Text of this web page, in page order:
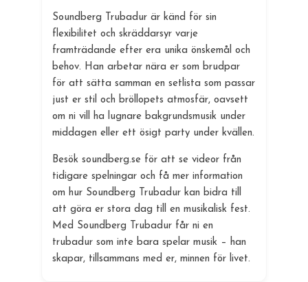
Soundberg Trubadur är känd för sin
flexibilitet och skräddarsyr varje
framträdande efter era unika önskemål och
behov. Han arbetar nära er som brudpar
för att sätta samman en setlista som passar
just er stil och bröllopets atmosfär, oavsett
om ni vill ha lugnare bakgrundsmusik under
middagen eller ett ösigt party under kvällen.
Besök soundberg.se för att se videor från
tidigare spelningar och få mer information
om hur Soundberg Trubadur kan bidra till
att göra er stora dag till en musikalisk fest.
Med Soundberg Trubadur får ni en
trubadur som inte bara spelar musik – han
skapar, tillsammans med er, minnen för livet.